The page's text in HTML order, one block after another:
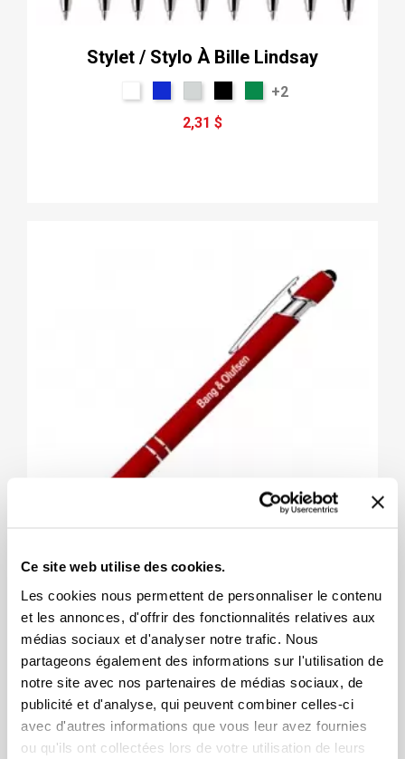
Ce site web utilise des cookies.
Les cookies nous permettent de personnaliser le contenu
et les annonces, d'offrir des fonctionnalités relatives aux
médias sociaux et d'analyser notre trafic. Nous
partageons également des informations sur l'utilisation de
notre site avec nos partenaires de médias sociaux, de
publicité et d'analyse, qui peuvent combiner celles-ci
avec d'autres informations que vous leur avez fournies
ou qu'ils ont collectées lors de votre utilisation de leurs
Stylet / Stylo À Bille Lindsay
+2
2,31 $
Stylet Et Stylo À Bille KURT
+7
1,99 $